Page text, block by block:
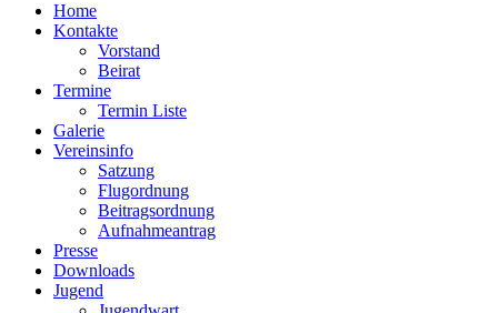
Home
Kontakte
Vorstand
Beirat
Termine
Termin Liste
Galerie
Vereinsinfo
Satzung
Flugordnung
Beitragsordnung
Aufnahmeantrag
Presse
Downloads
Jugend